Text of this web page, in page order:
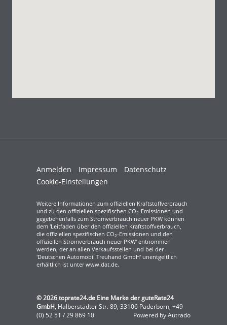
Anmelden Impressum
Datenschutz
Cookie-Einstellungen
Weitere Informationen zum offiziellen Kraftstoffverbrauch
und zu den offiziellen spezifischen CO2-Emissionen und
gegebenenfalls zum Stromverbrauch neuer PKW können
dem 'Leitfaden über den offiziellen Kraftstoffverbrauch,
die offiziellen spezifischen CO2-Emissionen und den
offiziellen Stromverbrauch neuer PKW' entnommen
werden, der an allen Verkaufsstellen und bei der
'Deutschen Automobil Treuhand GmbH' unentgeltlich
erhältlich ist unter www.dat.de.
© 2026toprate24.de Eine Marke der guteRate24
GmbH, Halberstädter Str. 89, 33106 Paderborn, +49
(0) 52 51 / 29 869 10
Powered by Autrado